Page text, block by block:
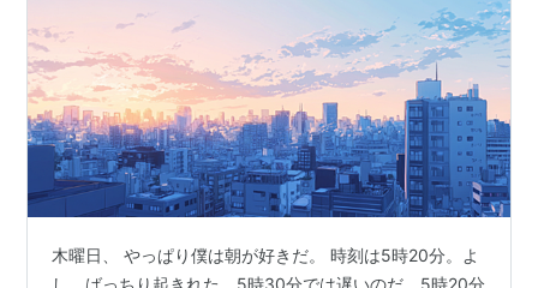
木曜日、 やっぱり僕は朝が好きだ。 時刻は5時20分。よ
し、ばっちり起きれた。5時30分では遅いのだ、5時20分